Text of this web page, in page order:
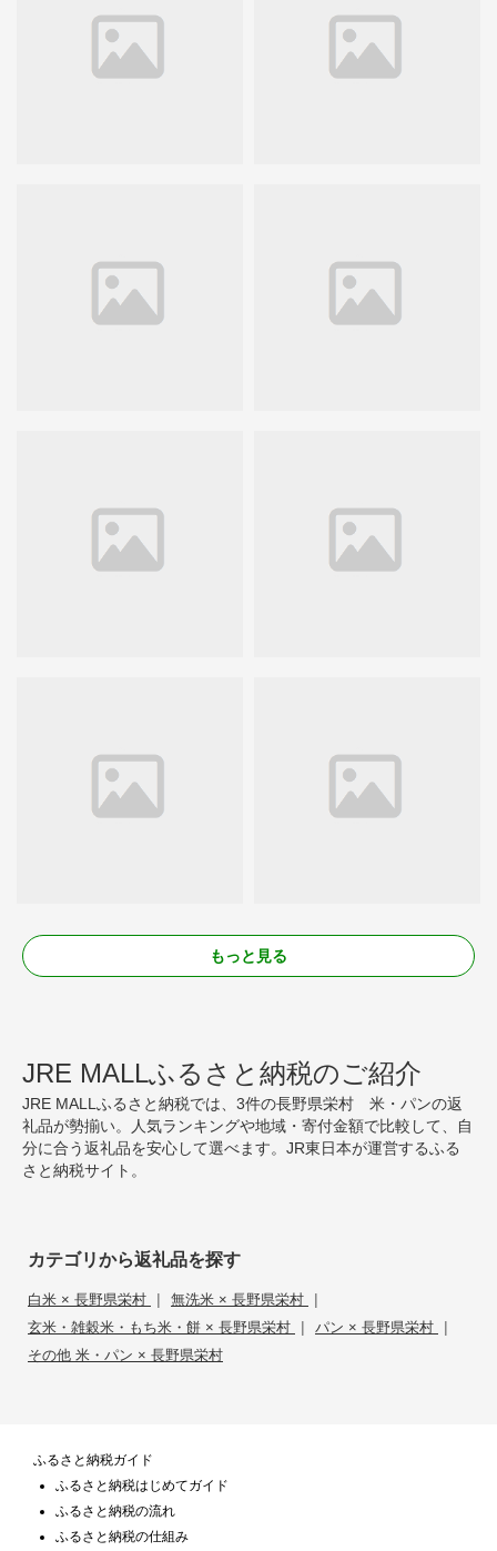
もっと見る
JRE MALLふるさと納税のご紹介
JRE MALLふるさと納税では、3件の長野県栄村 米・パンの返
礼品が勢揃い。人気ランキングや地域・寄付金額で比較して、自
分に合う返礼品を安心して選べます。JR東日本が運営するふる
さと納税サイト。
カテゴリから返礼品を探す
白米 × 長野県栄村 | 無洗米 × 長野県栄村 |
玄米・雑穀米・もち米・餅 × 長野県栄村 | パン × 長野県栄村 |
その他 米・パン × 長野県栄村
ふるさと納税ガイド
ふるさと納税はじめてガイド
ふるさと納税の流れ
ふるさと納税の仕組み